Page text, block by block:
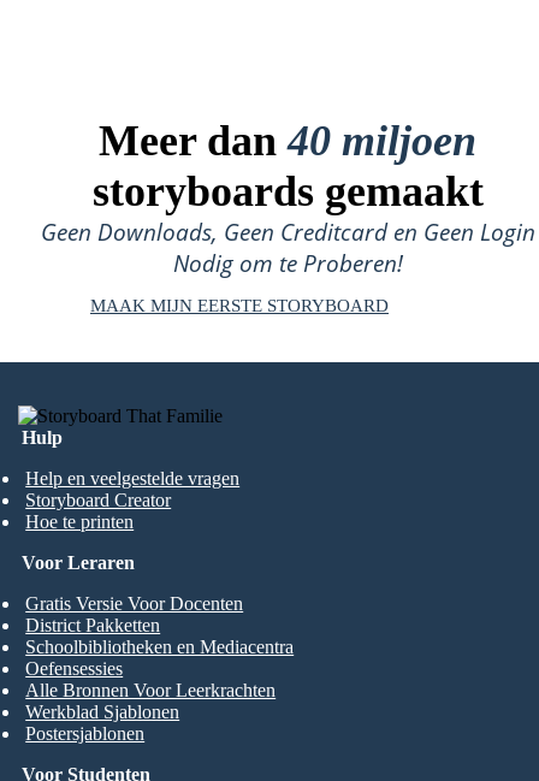
Meer dan40 miljoen
storyboards gemaakt
Geen Downloads, Geen Creditcard en Geen Login
Nodig om te Proberen!
MAAK MIJN EERSTE STORYBOARD
Hulp
Help en veelgestelde vragen
Storyboard Creator
Hoe te printen
Voor Studenten
Voor Leraren
Gratis Versie Voor Docenten
District Pakketten
Schoolbibliotheken en Mediacentra
Oefensessies
Alle Bronnen Voor Leerkrachten
Werkblad Sjablonen
Postersjablonen